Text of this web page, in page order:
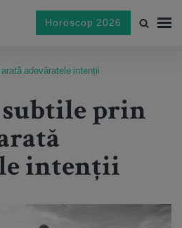
Horoscop 2026
adevăratele intenții
prin
intenții